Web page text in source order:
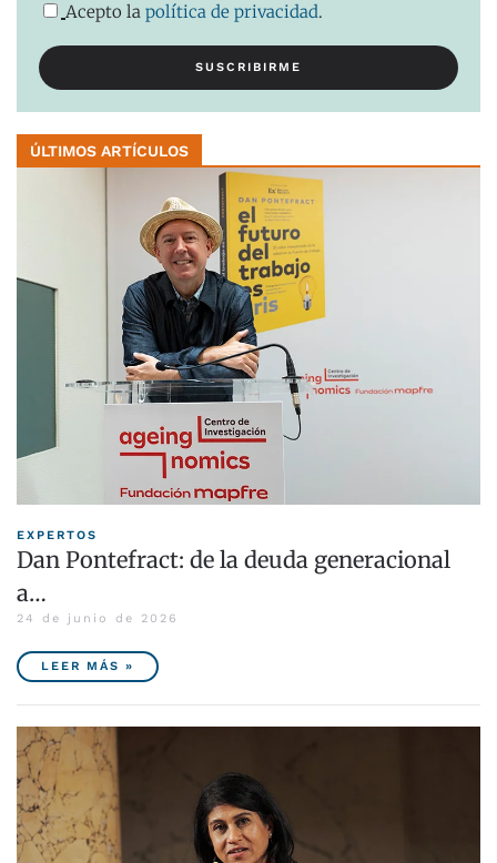
Acepto la política de privacidad.
ÚLTIMOS ARTÍCULOS
EXPERTOS
Dan Pontefract: de la deuda generacional
a…
24 de junio de 2026
LEER MÁS »